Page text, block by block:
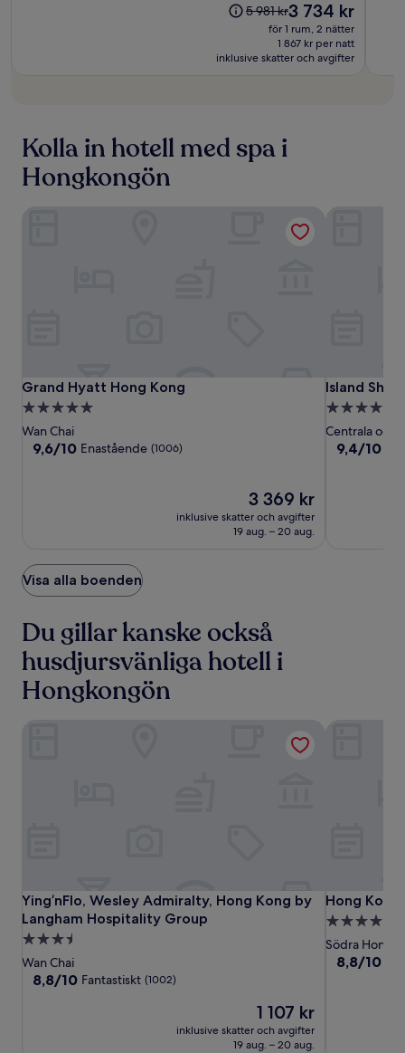
Priset
5 981 kr
5 981 krPriset
3 734 kr
3 734 kr
för 1 rum, 2 nätter
1 867 kr per natt
inklusive skatter och avgifter
Kolla in hotell med spa i
Hongkongön
Grand
Hyatt
Hong
Kong
Grand
Hyatt
Hong
Kong
Grand Hyatt Hong Kong
Grand Hyatt Hong Kong
5.0-
stjärnigt
boende
Wan Chai
9.6
9,6/10 Enastående (1006)
Priset
3 369 kr
3 369 kr
inklusive skatter och avgifter
19 aug. – 20 aug.
Grand Hyatt Hong Kong
Island
Shangri-
La,
Hong
Kong
Island
Island
5.0-
stjärnigt
boende
Centrala och
9.4
9,4/10
Island
Visa alla boenden
Du gillar kanske också
husdjursvänliga hotell i
Hongkongön
Ying’nFlo,
Wesley
Admiralty,
Hong
Kong
Ying’nFlo,
Wesley
Admiralty,
Hong
Kong
Ying’nFlo, Wesley Admiralty, Hong Kong by
Langham Hospitality Group
Ying’nFlo, Wesley Admiralty, Hong Kong by Langham
3.5-
stjärnigt
boende
Wan Chai
8.8
8,8/10 Fantastiskt (1002)
Priset
1 107 kr
1 107 kr
inklusive skatter och avgifter
19 aug. – 20 aug.
Ying’nFlo, Wesley Admiralty, Hong Kong by Langham
Hong
Kong
Ocean
Park
Marriott
Hong
Hong
5.0-
stjärnigt
boende
Södra
8.8
8,8/10
Hong